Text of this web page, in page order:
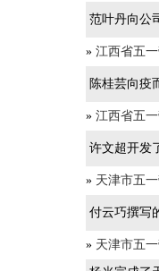
范叶丹向公
» 江西省五
陈桂芸向疫
» 江西省五
许文超开发
» 天津市五
付云巧撰写
» 天津市五